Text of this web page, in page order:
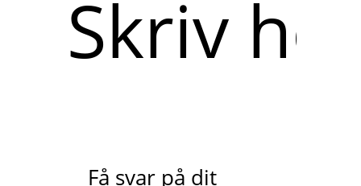
her
Få svar på dit